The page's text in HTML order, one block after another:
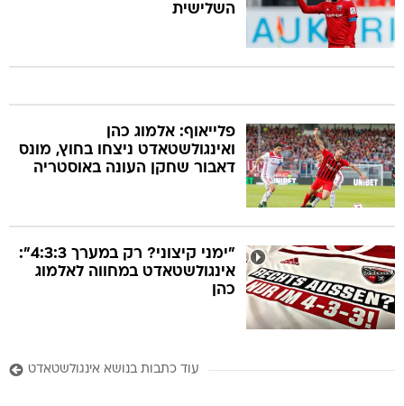
השלישית
פלייאוף: אלמוג כהן
ואינגולשטאדט ניצחו בחוץ, מונס
דאבור שחקן העונה באוסטריה
"ימני קיצוני? רק במערך 4:3:3":
אינגולשטאדט במחווה לאלמוג
כהן
עוד כתבות בנושא אינגולשטאדט